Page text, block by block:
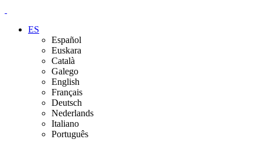
ES
Español
Euskara
Català
Galego
English
Français
Deutsch
Nederlands
Italiano
Português